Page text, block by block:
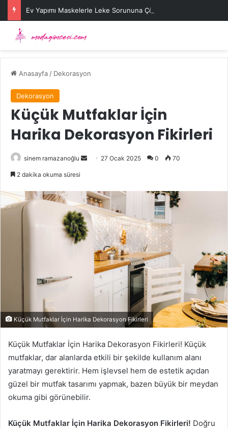
Ev Yapımı Maskelerle Leke Sorununa Çözüm Önerileri
Anasayfa / Dekorasyon
Dekorasyon
Küçük Mutfaklar İçin
Harika Dekorasyon Fikirleri
sinem ramazanoğlu
Bir
göndermek
27 Ocak 2025 0 70
2 dakika okuma süresi
Küçük Mutfaklar İçin Harika Dekorasyon Fikirleri
Küçük Mutfaklar İçin Harika Dekorasyon Fikirleri! Küçük
mutfaklar, dar alanlarda etkili bir şekilde kullanım alanı
yaratmayı gerektirir. Hem işlevsel hem de estetik açıdan
güzel bir mutfak tasarımı yapmak, bazen büyük bir meydan
okuma gibi görünebilir.
Küçük Mutfaklar İçin Harika Dekorasyon Fikirleri! Doğru